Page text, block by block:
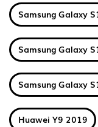
Samsung Galaxy
Samsung Galaxy
Samsung Galaxy
Huawei Y9 2019